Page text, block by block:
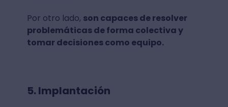
Por otro lado, son capaces de resolver
problemáticas de forma colectiva y
tomar decisiones como equipo.
5. Implantación